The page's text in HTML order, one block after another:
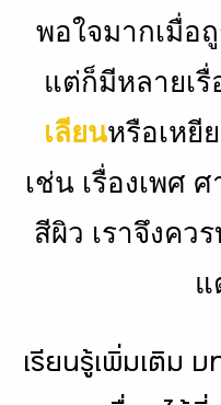
พอใจมากเมื่อ
แต่ก็มีหลายเ
เลียนหรือเหยี
เช่น เรื่องเพศ
สีผิว เราจึงคว
แ
เรียนรู้เพิ่มเติม